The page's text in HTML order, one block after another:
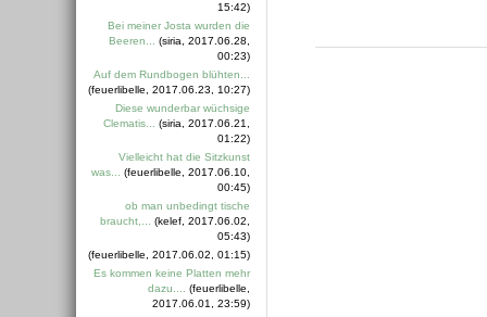
15:42)
Bei meiner Josta wurden die
Beeren...
(siria, 2017.06.28,
00:23)
Auf dem Rundbogen blühten...
(feuerlibelle, 2017.06.23, 10:27)
Diese wunderbar wüchsige
Clematis...
(siria, 2017.06.21,
01:22)
Vielleicht hat die Sitzkunst
was...
(feuerlibelle, 2017.06.10,
00:45)
ob man unbedingt tische
braucht,...
(kelef, 2017.06.02,
05:43)
(feuerlibelle, 2017.06.02, 01:15)
Es kommen keine Platten mehr
dazu....
(feuerlibelle,
2017.06.01, 23:59)